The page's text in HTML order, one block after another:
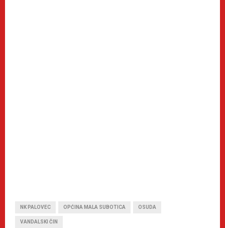
NK PALOVEC OPĆINA MALA SUBOTICA OSUDA
VANDALSKI ČIN